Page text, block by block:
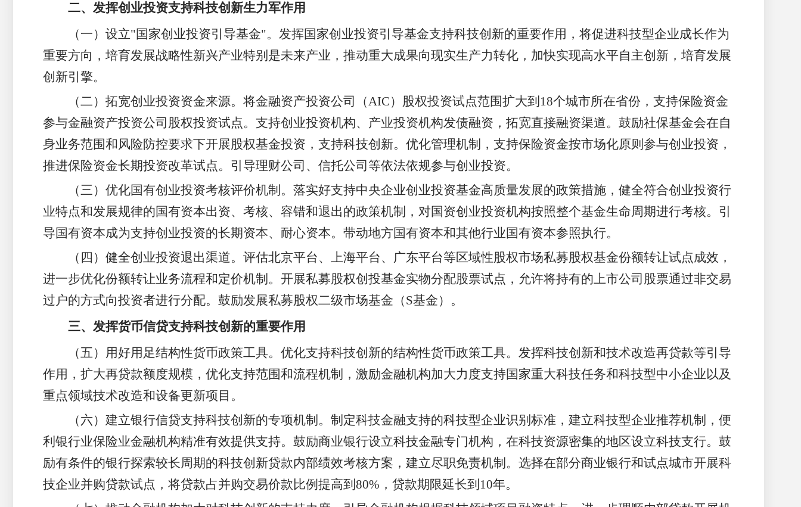
二、发挥创业投资支持科技创新生力军作用
（一）设立"国家创业投资引导基金"。发挥国家创业投资引导基金支持科技创新的重要作用，将促进科技型企业成长作为
重要方向，培育发展战略性新兴产业特别是未来产业，推动重大成果向现实生产力转化，加快实现高水平自主创新，培育发展
创新引擎。
（二）拓宽创业投资资金来源。将金融资产投资公司（AIC）股权投资试点范围扩大到18个城市所在省份，支持保险资金
参与金融资产投资公司股权投资试点。支持创业投资机构、产业投资机构发债融资，拓宽直接融资渠道。鼓励社保基金会在自
身业务范围和风险防控要求下开展股权基金投资，支持科技创新。优化管理机制，支持保险资金按市场化原则参与创业投资，
推进保险资金长期投资改革试点。引导理财公司、信托公司等依法依规参与创业投资。
（三）优化国有创业投资考核评价机制。落实好支持中央企业创业投资基金高质量发展的政策措施，健全符合创业投资行
业特点和发展规律的国有资本出资、考核、容错和退出的政策机制，对国资创业投资机构按照整个基金生命周期进行考核。引
导国有资本成为支持创业投资的长期资本、耐心资本。带动地方国有资本和其他行业国有资本参照执行。
（四）健全创业投资退出渠道。评估北京平台、上海平台、广东平台等区域性股权市场私募股权基金份额转让试点成效，
进一步优化份额转让业务流程和定价机制。开展私募股权创投基金实物分配股票试点，允许将持有的上市公司股票通过非交易
过户的方式向投资者进行分配。鼓励发展私募股权二级市场基金（S基金）。
三、发挥货币信贷支持科技创新的重要作用
（五）用好用足结构性货币政策工具。优化支持科技创新的结构性货币政策工具。发挥科技创新和技术改造再贷款等引导
作用，扩大再贷款额度规模，优化支持范围和流程机制，激励金融机构加大力度支持国家重大科技任务和科技型中小企业以及
重点领域技术改造和设备更新项目。
（六）建立银行信贷支持科技创新的专项机制。制定科技金融支持的科技型企业识别标准，建立科技型企业推荐机制，便
利银行业保险业金融机构精准有效提供支持。鼓励商业银行设立科技金融专门机构，在科技资源密集的地区设立科技支行。鼓
励有条件的银行探索较长周期的科技创新贷款内部绩效考核方案，建立尽职免责机制。选择在部分商业银行和试点城市开展科
技企业并购贷款试点，将贷款占并购交易价款比例提高到80%，贷款期限延长到10年。